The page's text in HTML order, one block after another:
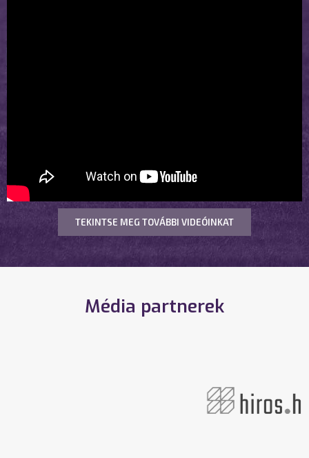
TEKINTSE MEG TOVÁBBI VIDEÓINKAT
Média partnerek